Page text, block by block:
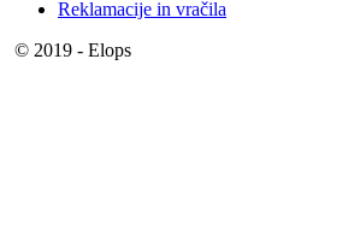
Reklamacije in vračila
© 2019 - Elops